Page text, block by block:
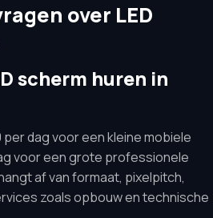
over LED
scherm huren in
dag voor een kleine mobiele
voor een grote professionele
af van formaat, pixelpitch,
zoals opbouw en technische